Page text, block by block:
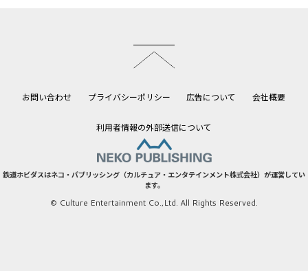
お問い合わせ プライバシーポリシー 広告について 会社概要
利用者情報の外部送信について
鉄道ホビダスはネコ・パブリッシング（カルチュア・エンタテインメント株式会社）が運営してい
ます。
© Culture Entertainment Co.,Ltd. All Rights Reserved.